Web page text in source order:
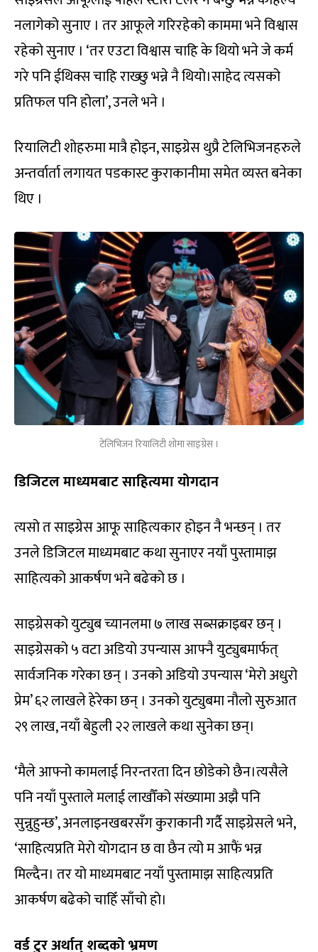
नलागेको सुनाए । तर आफूले गरिरहेको काममा भने विश्वास
रहेको सुनाए । ‘तर एउटा विश्वास चाहि के थियो भने जे कर्म
गरे पनि ईथिक्स चाहि राख्छु भन्ने नै थियो।साहेद त्यसको
प्रतिफल पनि होला’, उनले भने ।
रियालिटी शोहरुमा मात्रै होइन, साइग्रेस थुप्रै टेलिभिजनहरुले
अन्तर्वार्ता लगायत पडकास्ट कुराकानीमा समेत व्यस्त बनेका
थिए ।
टेलिभिजन रियालिटी शोमा साइग्रेस ।
डिजिटलमाध्यमबाटसाहित्यमायोगदान
त्यसो त साइग्रेस आफू साहित्यकार होइन नै भन्छन् । तर
उनले डिजिटल माध्यमबाट कथा सुनाएर नयाँ पुस्तामाझ
साहित्यको आकर्षण भने बढेको छ ।
साइग्रेसको युट्युब च्यानलमा ७ लाख सब्सक्राइबर छन् ।
साइग्रेसको ५ वटा अडियो उपन्यास आफ्नै युट्युबमार्फत्
सार्वजनिक गरेका छन् । उनको अडियो उपन्यास ‘मेरो अधुरो
प्रेम’ ६२ लाखले हेरेका छन् । उनको युट्युबमा नौलो सुरुआत
२९ लाख, नयाँ बेहुली २२ लाखले कथा सुनेका छन्।
‘मैले आफ्नो कामलाई निरन्तरता दिन छोडेको छैन।त्यसैले
पनि नयाँ पुस्ताले मलाई लाखौँको संख्यामा अझै पनि
सुन्नुहुन्छ’, अनलाइनखबरसँग कुराकानी गर्दै साइग्रेसले भने,
‘साहित्यप्रति मेरो योगदान छ वा छैन त्यो म आफैं भन्न
मिल्दैन। तर यो माध्यमबाट नयाँ पुस्तामाझ साहित्यप्रति
आकर्षण बढेको चाहिँ साँचो हो।
वर्डटुरअर्थात् शब्दको भ्रमण